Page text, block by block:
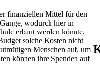
finanziellen Mittel für den
wodurch hier in
erbaut werden könnte.
solche Kosten nicht
Menschen auf, um
können ihre Spenden auf